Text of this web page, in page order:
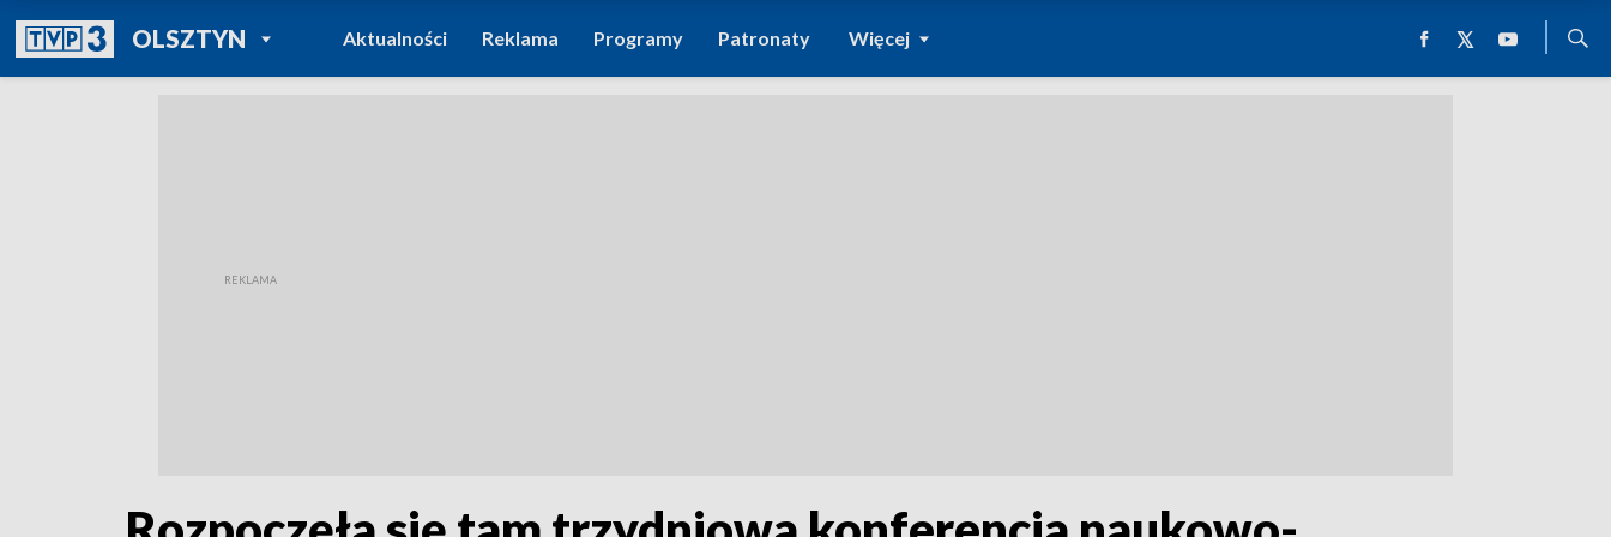
OLSZTYNPOWRÓT DO
TVP REGIONY
Aktualności Reklama Programy Patronaty Więcej